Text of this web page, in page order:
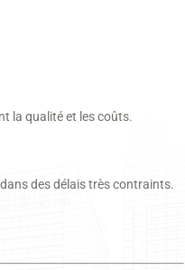
la qualité et les coûts.
des délais très contraints.